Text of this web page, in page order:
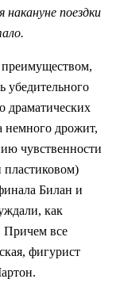
поездки
убедительного
драматических
немного дрожит,
чувственности
пластиковом)
Билан и
как
Причем все
фигурист